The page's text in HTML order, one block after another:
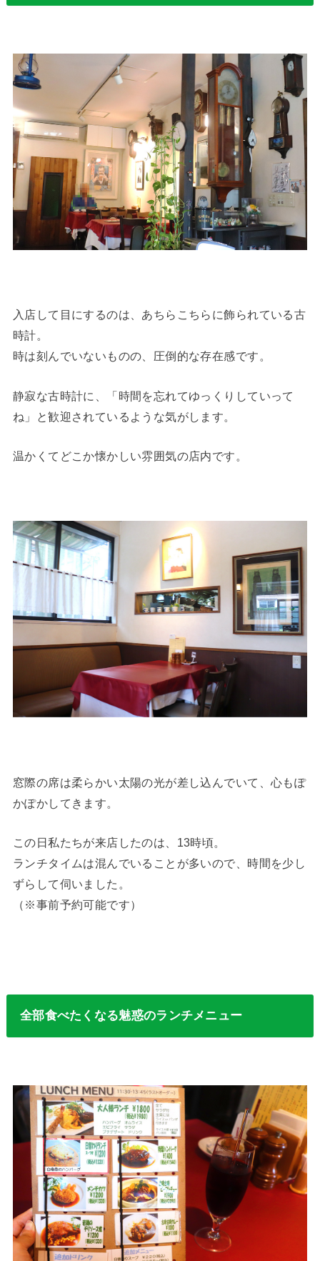
入店して目にするのは、あちらこちらに飾られている古
時計。
時は刻んでいないものの、圧倒的な存在感です。
静寂な古時計に、「時間を忘れてゆっくりしていって
ね」と歓迎されているような気がします。
温かくてどこか懐かしい雰囲気の店内です。
窓際の席は柔らかい太陽の光が差し込んでいて、心もぽ
かぽかしてきます。
この日私たちが来店したのは、13時頃。
ランチタイムは混んでいることが多いので、時間を少し
ずらして伺いました。
（※事前予約可能です）
全部食べたくなる魅惑のランチメニュー